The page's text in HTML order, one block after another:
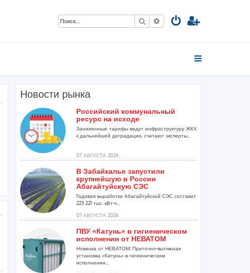
Поиск Расширенный поиск
Новости рынка
Российский коммунальный
ресурс на исходе
Заниженные тарифы ведут инфраструктуру ЖКХ
к дальнейшей деградации, считают эксперты...
07 АВГУСТА 2026
В Забайкалье запустили
крупнейшую в России
Абагайтуйскую СЭС
Годовая выработка Абагайтуйской СЭС составит
223 221 тыс. кВт-ч...
07 АВГУСТА 2026
ПВУ «Катунь» в гигиеническом
исполнении от НЕВАТОМ
Новинка от НЕВАТОМ: Приточно-вытяжная
установка «Катунь» в гигиеническом
исполнении...